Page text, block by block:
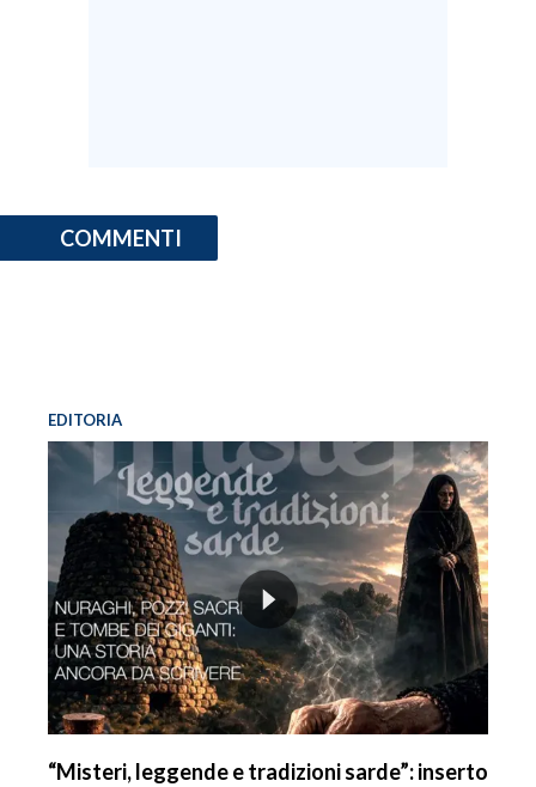
COMMENTI
EDITORIA
“Misteri, leggende e tradizioni sarde”: inserto